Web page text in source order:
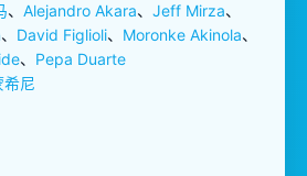
、 Alejandro Akara、 Jeff Mirza、
、 David Figlioli、 Moronke Akinola、
、 Pepa Duarte
希尼